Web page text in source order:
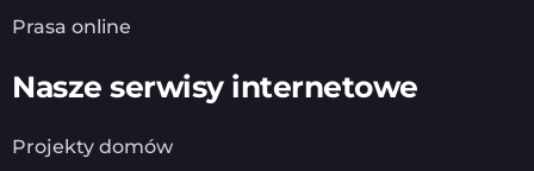
Prasa online
Nasze serwisy internetowe
Projekty domów